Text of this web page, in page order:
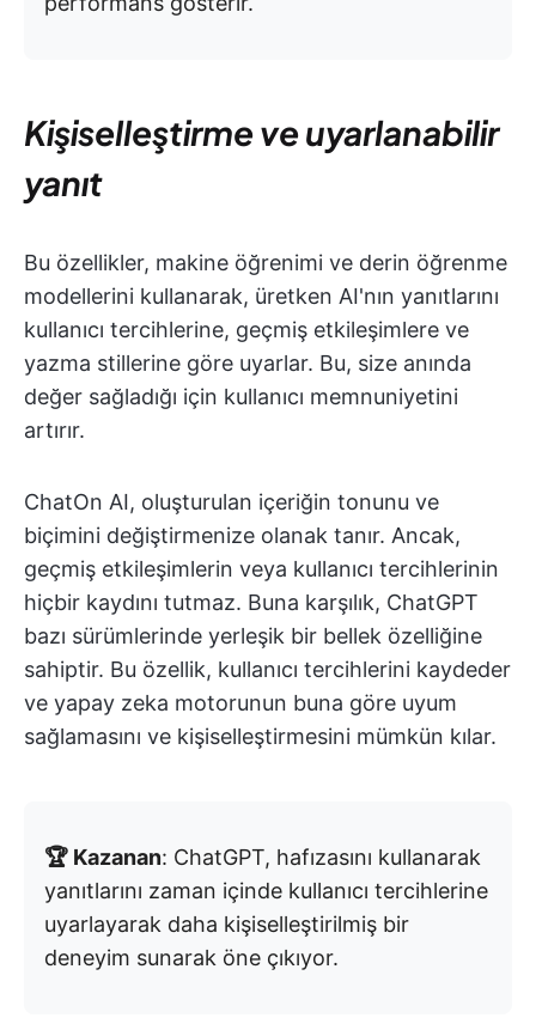
Kişiselleştirme ve uyarlanabilir
yanıt
Bu özellikler, makine öğrenimi ve derin öğrenme
modellerini kullanarak, üretken AI'nın yanıtlarını
kullanıcı tercihlerine, geçmiş etkileşimlere ve
yazma stillerine göre uyarlar. Bu, size anında
değer sağladığı için kullanıcı memnuniyetini
artırır.
ChatOn AI, oluşturulan içeriğin tonunu ve
biçimini değiştirmenize olanak tanır. Ancak,
geçmiş etkileşimlerin veya kullanıcı tercihlerinin
hiçbir kaydını tutmaz. Buna karşılık, ChatGPT
bazı sürümlerinde yerleşik bir bellek özelliğine
sahiptir. Bu özellik, kullanıcı tercihlerini kaydeder
ve yapay zeka motorunun buna göre uyum
sağlamasını ve kişiselleştirmesini mümkün kılar.
🏆 Kazanan: ChatGPT, hafızasını kullanarak
yanıtlarını zaman içinde kullanıcı tercihlerine
uyarlayarak daha kişiselleştirilmiş bir
deneyim sunarak öne çıkıyor.